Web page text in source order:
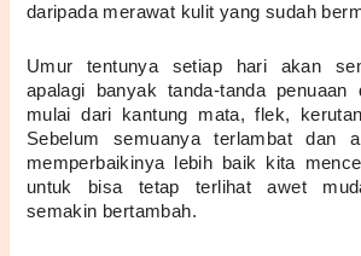
daripada merawat kulit yang sudah
Umur tentunya setiap hari akan
apalagi banyak tanda-tanda penuaan
mulai dari kantung mata, flek,
Sebelum semuanya terlambat dan
memperbaikinya lebih baik kita
untuk bisa tetap terlihat awet
semakin bertambah.